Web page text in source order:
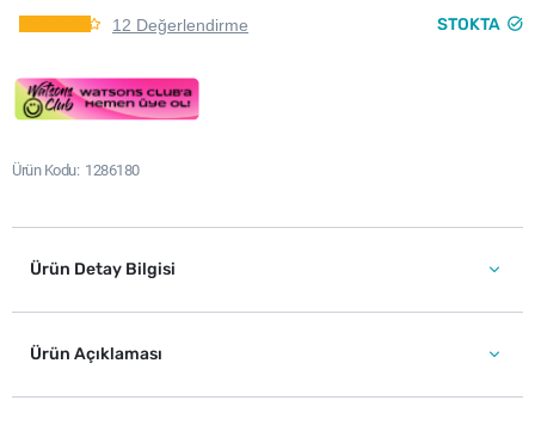
12 Değerlendirme STOKTA
Ürün Kodu 1286180
Ürün Detay Bilgisi
Ürün Açıklaması